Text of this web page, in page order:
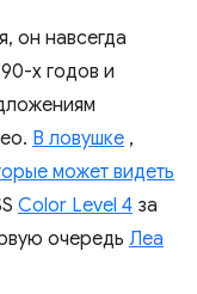
он навсегда
х годов и
В ловушке ,
может видеть
Color Level 4 за
очередь Леа